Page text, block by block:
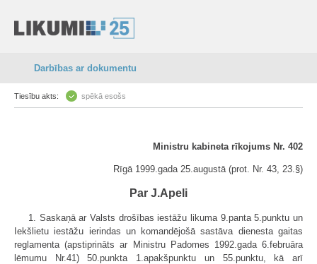
Darbības ar dokumentu
Tiesību akts: spēkā esošs
Ministru kabineta rīkojums Nr. 402
Rīgā 1999.gada 25.augustā (prot. Nr. 43, 23.§)
Par J.Apeli
1. Saskaņā ar Valsts drošības iestāžu likuma 9.panta 5.punktu un
Iekšlietu iestāžu ierindas un komandējošā sastāva dienesta gaitas
reglamenta (apstiprināts ar Ministru Padomes 1992.gada 6.februāra
lēmumu Nr.41) 50.punkta 1.apakšpunktu un 55.punktu, kā arī